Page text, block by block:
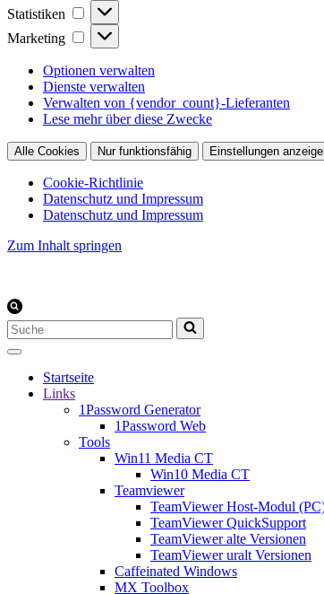
Statistiken Statistiken
Marketing Marketing
Optionen verwalten
Dienste verwalten
Verwalten von {vendor_count}-Lieferanten
Lese mehr über diese Zwecke
Alle Cookies Nur funktionsfähig Einstellungen
Cookie-Richtlinie
Datenschutz und Impressum
Datenschutz und Impressum
Zum Inhalt springen
Suchen
nach …
Startseite
Links
1Password Generator
1Password Web
Tools
Win11 Media CT
Win10 Media CT
Teamviewer
TeamViewer Host-Modul
TeamViewer QuickSupport
TeamViewer alte Versionen
TeamViewer uralt Versionen
Caffeinated Windows
MX Toolbox